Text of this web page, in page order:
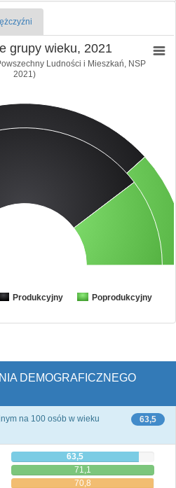
grupy wieku, 2021
Ludności i Mieszkań, NSP
2021)
Produkcyjny Poprodukcyjny
DEMOGRAFICZNEGO
63,5
na 100 osób w wieku
63,5
71,1
70,8